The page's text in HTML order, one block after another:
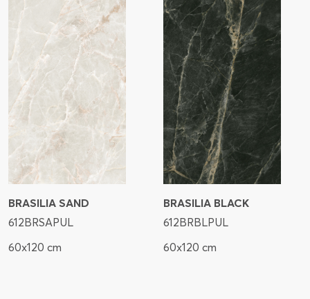
BRASILIA SAND
612BRSAPUL
60x120 cm
BRASILIA BLACK
612BRBLPUL
60x120 cm